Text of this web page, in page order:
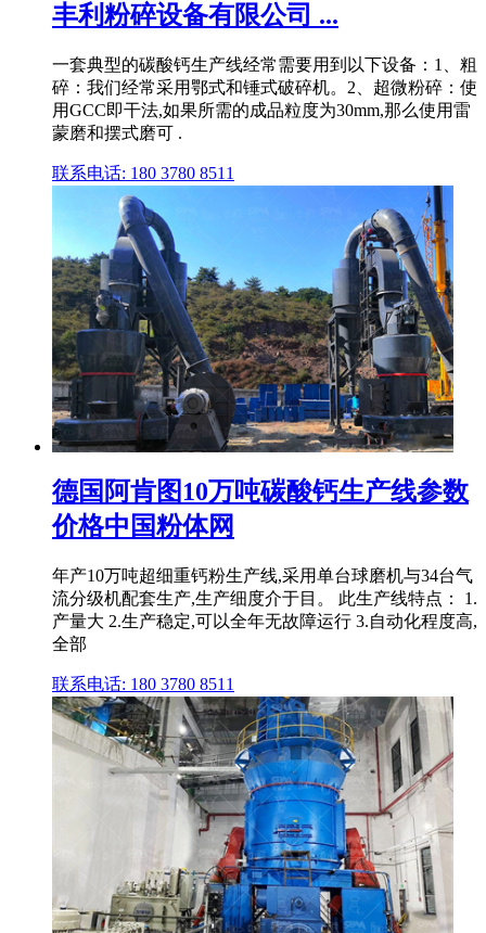
丰利粉碎设备有限公司 ...
一套典型的碳酸钙生产线经常需要用到以下设备：1、粗
碎：我们经常采用鄂式和锤式破碎机。2、超微粉碎：使
用GCC即干法,如果所需的成品粒度为30mm,那么使用雷
蒙磨和摆式磨可 .
联系电话: 180 3780 8511
德国阿肯图10万吨碳酸钙生产线参数
价格中国粉体网
年产10万吨超细重钙粉生产线,采用单台球磨机与34台气
流分级机配套生产,生产细度介于目。 此生产线特点： 1.
产量大 2.生产稳定,可以全年无故障运行 3.自动化程度高,
全部
联系电话: 180 3780 8511